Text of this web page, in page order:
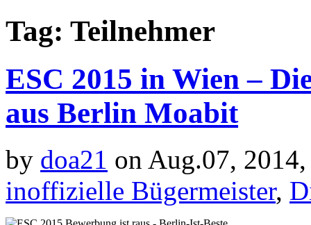
Tag: Teilnehmer
ESC 2015 in Wien –
aus Berlin Moabit
by doa21 on Aug.07,
inoffizielle Bügermeister,